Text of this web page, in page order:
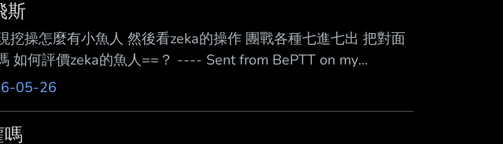
斯
挖操怎麼有小魚人 然後看zeka的操作 團戰各種七進七出 把對面
如何評價zeka的魚人==？ ---- Sent from BePTT on my
05-26